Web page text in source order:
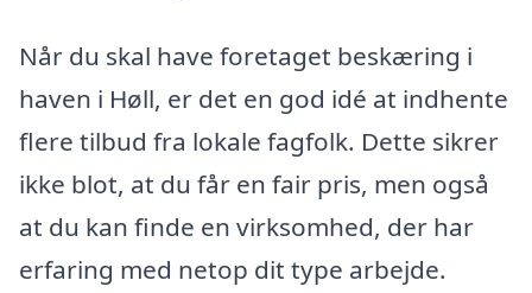
Når du skal have foretaget beskæring i
haven i Høll, er det en god idé at indhente
flere tilbud fra lokale fagfolk. Dette sikrer
ikke blot, at du får en fair pris, men også
at du kan finde en virksomhed, der har
erfaring med netop dit type arbejde.